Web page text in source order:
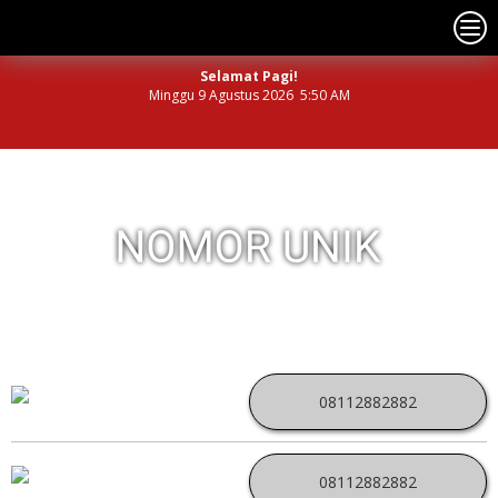
Selamat Pagi!
Minggu 9 Agustus 2026 5:50 AM
08112882882
08112882882